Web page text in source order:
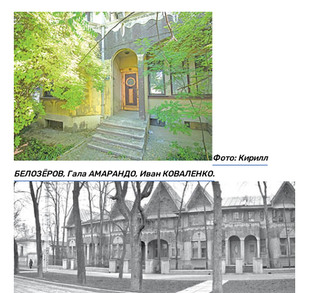
Фото: Кирилл
БЕЛОЗЁРОВ, Гала АМАРАНДО, Иван КОВАЛЕНКО.